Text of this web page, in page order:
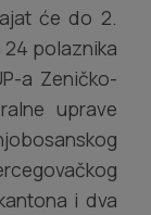
će do 2.
24 polaznika
a Zeničko-
uprave
i dva